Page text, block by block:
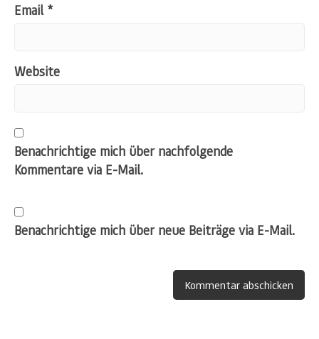
Email *
Website
Benachrichtige mich über nachfolgende
Kommentare via E-Mail.
Benachrichtige mich über neue Beiträge via E-Mail.